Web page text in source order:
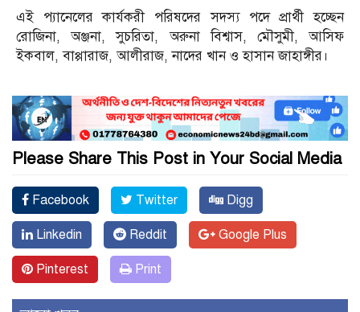
এই প্যানেলের কার্যকরী পরিষদের সদস্য পদে প্রার্থী হচ্ছেন
রোজিনা, অঞ্জনা, সুচরিতা, অরুনা বিশ্বাস, মৌসুমী, আসিফ
ইকবাল, বাপ্পারাজ, আলীরাজ, নাদের খান ও হাসান জাহাঙ্গীর।
Please Share This Post in Your Social Media
Facebook Twitter Digg
Linkedin Reddit Google Plus
Pinterest Print